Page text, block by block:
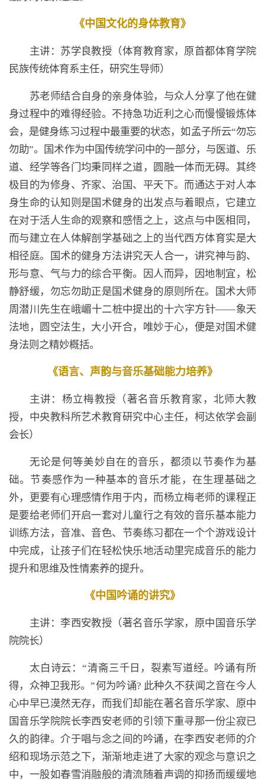
《中国文化的身体教育》
主讲：苏学良教授（体育教育家，原首都体育学院
民族传统体育系主任，研究生导师）
苏老师结合自身的亲身体验，与众人分享了他在健
身过程中的难得经验。不持急功近利之心而慢慢锻炼体
会，是健身练习过程中最重要的状态，如孟子所云“勿忘
勿助”。国术作为中国传统学问中的一部分，与医道、乐
道、经学等各门均秉同样之道，圆融一体而无碍。其终
极目的为修身、齐家、治国、平天下。而通达于对人本
身生命的认知则是国术健身的出发点与着眼点，它建立
在对于活人生命的观察和感悟之上，这点与中医相同，
而与建立在人体解剖学基础之上的当代西方体育实是大
相径庭。国术的健身方法讲究天人合一，讲究神与韵、
形与意、气与力的综合平衡。因人而异，因地制宜，松
静舒缓，勿忘勿助正是国术健身的原则所在。国术大师
周潜川先生在峨嵋十二桩中提出的十六字方针——象天
法地，圆空法生，大小开合，唯妙于心，便是对国术健
身法则之精妙概括。
《语言、声韵与音乐基础能力培养》
主讲：杨立梅教授（著名音乐教育家，北师大教
授，中央教科所艺术教育研究中心主任，柯达依学会副
会长）
无论是何等美妙自在的音乐，都须以节奏作为基
础。节奏感作为一种基本的音乐才能，在生理基础之
外，更要有心理感情作用于内，而杨立梅老师的课程正
是要给老师们开启一套对儿童行之有效的音乐基本能力
训练方法，音准、音色、节奏练习都在一个个游戏设计
中完成，让孩子们在轻松快乐地活动里完成音乐的能力
提升和思维及性情素养的提升。
《中国吟诵的讲究》
主讲：李西安教授（著名音乐学家，原中国音乐学
院院长）
太白诗云：“清斋三千日，裂素写道经。吟诵有所
得，众神卫我形。”何为吟诵? 此种久不获闻之音在今人
心中早已漠然无存，而我们却能在著名音乐学家、原中
国音乐学院院长李西安老师的引领下重寻那一份尘寂已
久的韵律。介于唱与念之间的吟诵，在李西安老师的介
绍和现场示范之下，渐渐地走进了大家的观念与意识之
中，一股如春雪消融般的清流随着声调的抑扬而缓缓地